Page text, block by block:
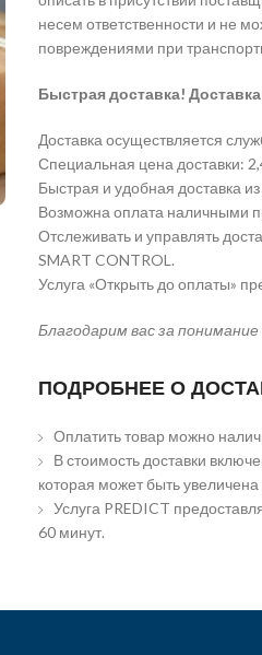
несем ответственности и не
повреждениями при
Быстрая доставка!
Доставка осуществляется
Специальная цена доставки:
Быстрая и удобная доставка
Возможна оплата наличными
Отслеживать и управлять
SMART CONTROL.
Услуга «Открыть до оплаты»
Благодарим вас за
ПОДРОБНЕЕ О
Оплатить товар можно
В стоимость доставки
которая может быть
Услуга PREDICT
60 минут.